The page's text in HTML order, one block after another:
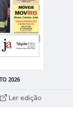
2026
Ler edição